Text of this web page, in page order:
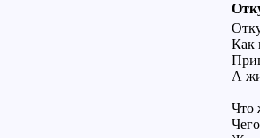
Как
А
Что